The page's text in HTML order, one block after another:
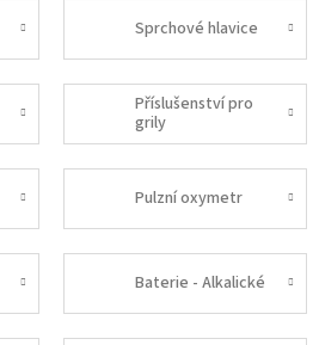
Sprchové hlavice
Příslušenství pro
grily
Pulzní oxymetr
Baterie - Alkalické